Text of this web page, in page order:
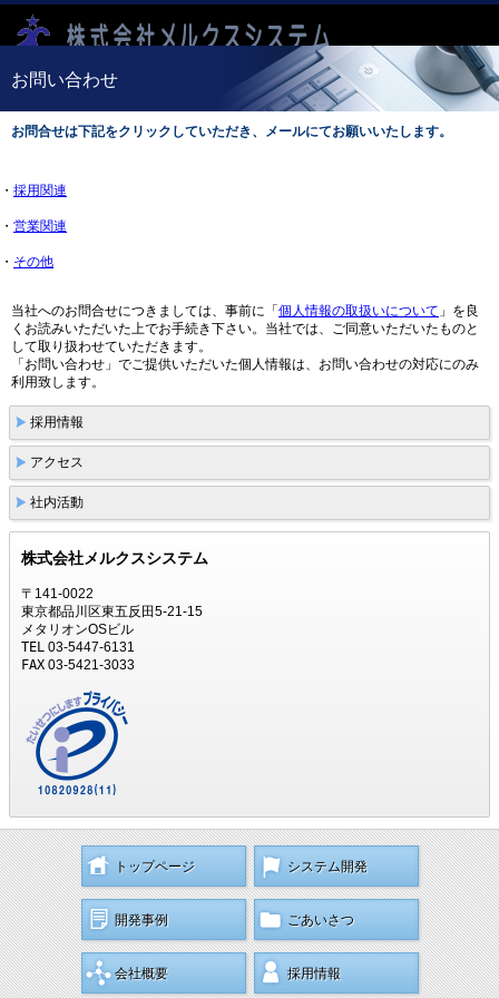
お問い合わせ
お問合せは下記をクリックしていただき、メールにてお願いいたします。
・ 採用関連
・ 営業関連
・ その他
当社へのお問合せにつきましては、事前に「 個人情報の取扱いについて 」を良
くお読みいただいた上でお手続き下さい。当社では、ご同意いただいたものと
して取り扱わせていただきます。
「お問い合わせ」でご提供いただいた個人情報は、お問い合わせの対応にのみ
利用致します。
採用情報
アクセス
社内活動
株式会社メルクスシステム
〒141-0022
東京都品川区東五反田5-21-15
メタリオンOSビル
TEL 03-5447-6131
FAX 03-5421-3033
トップページ システム開発
開発事例 ごあいさつ
会社概要 採用情報